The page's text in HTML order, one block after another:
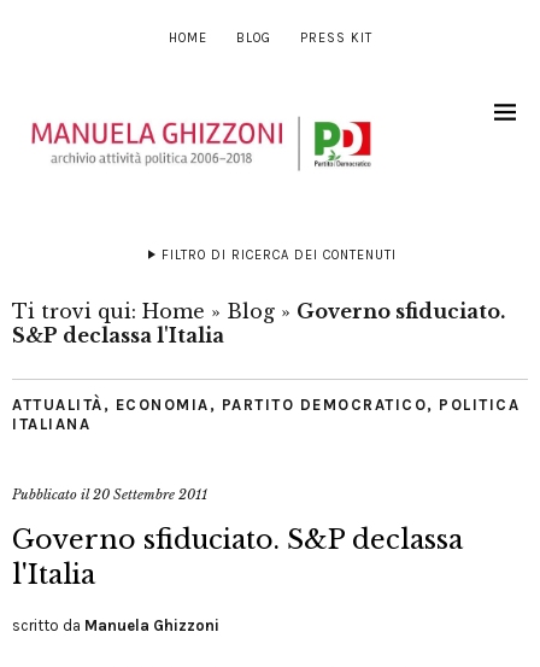
HOME BLOG PRESS KIT
FILTRO DI RICERCA DEI CONTENUTI
Ti trovi qui: Home » Blog » Governo sfiduciato.
S&P declassa l'Italia
ATTUALITÀ , ECONOMIA , PARTITO DEMOCRATICO, POLITICA
ITALIANA
Pubblicato il20 Settembre 2011
Governo sfiduciato. S&P declassa
l'Italia
scritto da Manuela Ghizzoni